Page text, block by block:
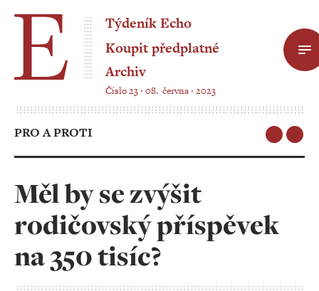
Týdeník Echo
Koupit předplatné
Archiv
Číslo 23 ‧ 08. června ‧ 2023
PRO A PROTI
Měl by se zvýšit
rodičovský příspěvek
na 350 tisíc?